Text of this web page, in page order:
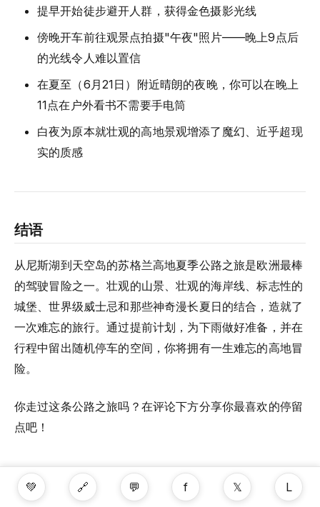
提早开始徒步避开人群，获得金色摄影光线
傍晚开车前往观景点拍摄"午夜"照片——晚上9点后
的光线令人难以置信
在夏至（6月21日）附近晴朗的夜晚，你可以在晚上
11点在户外看书不需要手电筒
白夜为原本就壮观的高地景观增添了魔幻、近乎超现
实的质感
结语
从尼斯湖到天空岛的苏格兰高地夏季公路之旅是欧洲最棒
的驾驶冒险之一。壮观的山景、壮观的海岸线、标志性的
城堡、世界级威士忌和那些神奇漫长夏日的结合，造就了
一次难忘的旅行。通过提前计划，为下雨做好准备，并在
行程中留出随机停车的空间，你将拥有一生难忘的高地冒
险。
你走过这条公路之旅吗？在评论下方分享你最喜欢的停留
点吧！
💚 🔗 💬 f 𝕏 L